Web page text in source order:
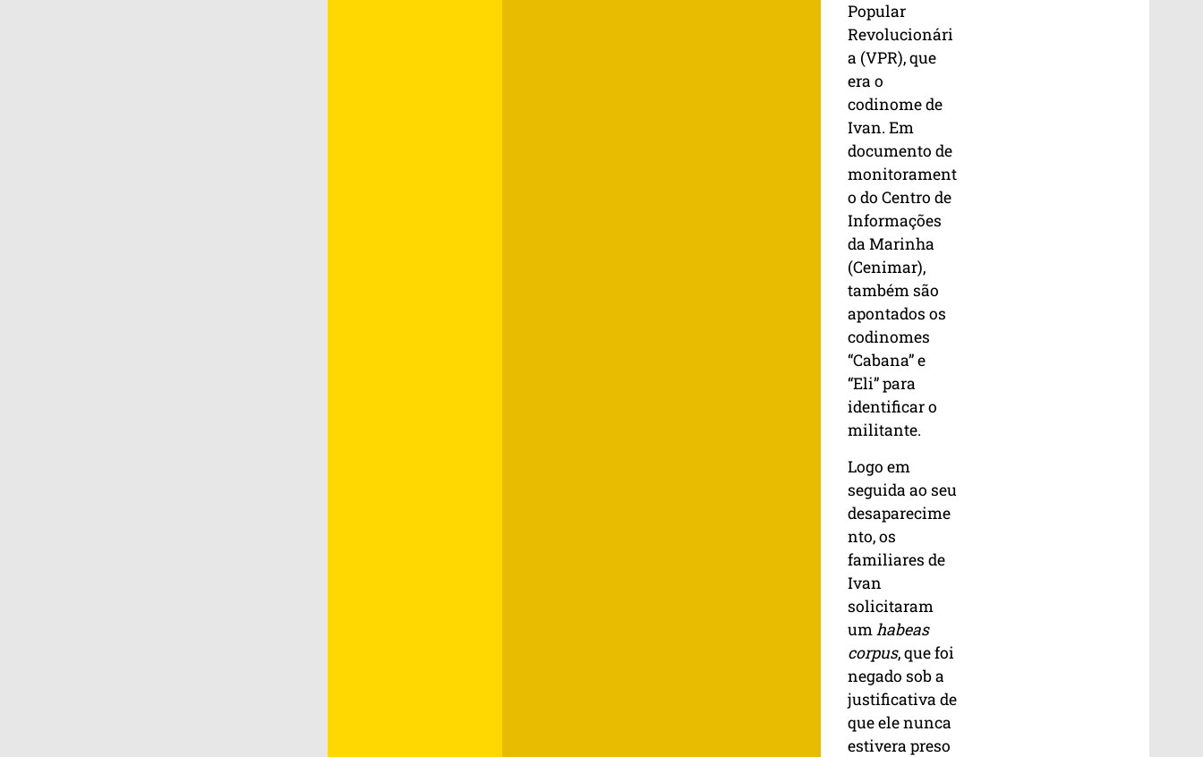
Popular
Revolucionári
a (VPR), que
era o
codinome de
Ivan. Em
documento de
monitorament
o do Centro de
Informações
da Marinha
(Cenimar),
também são
apontados os
codinomes
“Cabana” e
“Eli” para
identificar o
militante.
Logo em
seguida ao seu
desaparecime
nto, os
familiares de
Ivan
solicitaram
umhabeas
corpus, que foi
negado sob a
justificativa de
que ele nunca
estivera preso